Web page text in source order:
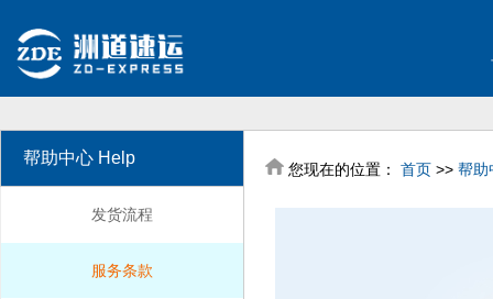
帮助中心 Help
发货流程
服务条款
您现在的位置：首页 >>帮助